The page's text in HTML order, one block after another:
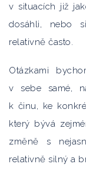
v situacích již
dosáhli, nebo
relativně často.
Otázkami
v sebe samé,
k činu, ke
který bývá
změně s
relativně silný a